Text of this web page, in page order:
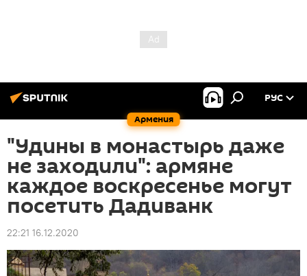
Армения
РУС
"Удины в монастырь даже
не заходили": армяне
каждое воскресенье могут
посетить Дадиванк
22:21 16.12.2020